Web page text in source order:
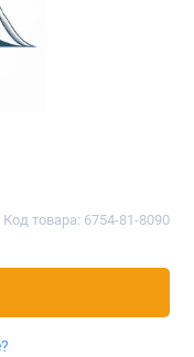
Код товара: 6754-81-8090